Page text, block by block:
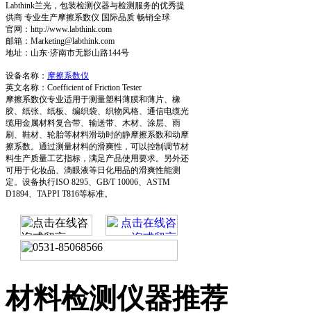
Labthink兰光，包装检测仪器与检测服务的优秀提
供商 专业生产摩擦系数仪 国际品质 畅销全球
官网：http://www.labthink.com
邮箱：Marketing@labthink.com
地址：山东·济南市无影山路144号
设备名称： 摩擦系数仪
英文名称：Coefficient of Friction Tester
摩擦系数仪专业适用于测量塑料薄膜和薄片、橡
胶、纸张、纸板、编织袋、织物风格、通信电缆光
缆用金属材料复合带、输送带、木材、涂层、雨
刷、鞋材、轮胎等材料滑动时的静摩擦系数和动摩
擦系数。通过测量材料的滑爽性，可以控制调节材
料生产质量工艺指标，满足产品使用要求。另外还
可用于化妆品、滴眼液等日化用品的滑爽性能测
定。设备执行ISO 8295、GB/T 10006、ASTM
D1894、TAPPI T816等标准。
材料检测仪器推荐